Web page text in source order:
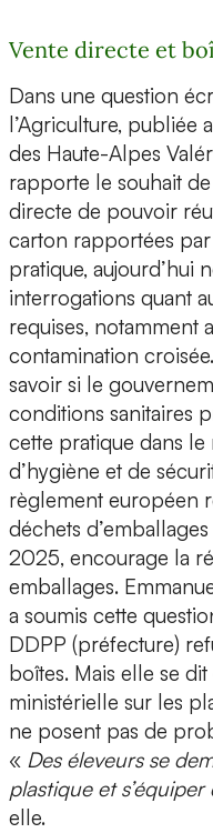
Vente directe et
Dans une question
l’Agriculture, publiée
des Haute-Alpes
rapporte le souhait
directe de pouvoir
carton rapportées
pratique, aujourd’hui
interrogations quant
requises, notamment
contamination
savoir si le
conditions sanitaires
cette pratique dans
d’hygiène et de
règlement européen
déchets
2025, encourage la
emballages.
a soumis cette
DDPP (préfecture)
boîtes. Mais elle se
ministérielle sur les
ne posent pas de
« Des éleveurs se
plastique et s’équiper
elle.